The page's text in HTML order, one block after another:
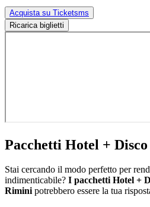
Acquista su Ticketsms
Ricarica biglietti
Pacchetti Hotel + Disco
Stai cercando il modo perfetto per
indimenticabile? I pacchetti Hotel +
Riminipotrebbero essere la tua